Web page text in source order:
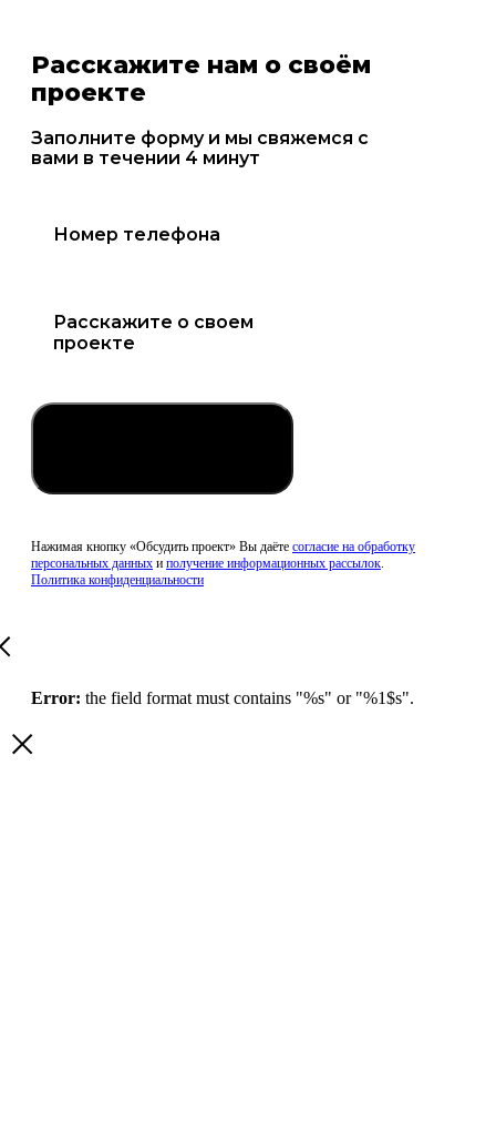
Расскажите нам о своём
проекте
Заполните форму и мы свяжемся с
вами в течении 4 минут
Нажимая кнопку «Обсудить проект» Вы даёте согласие на обработку
персональных данных и получение информационных рассылок.
Политика конфиденциальности
Error: the field format must contains "%s" or "%1$s".